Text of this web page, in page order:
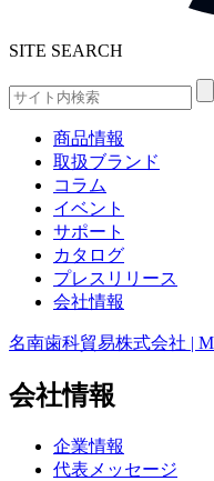
SITE SEARCH
商品情報
取扱ブランド
コラム
イベント
サポート
カタログ
プレスリリース
会社情報
名南歯科貿易株式会社 |
会社情報
企業情報
代表メッセージ